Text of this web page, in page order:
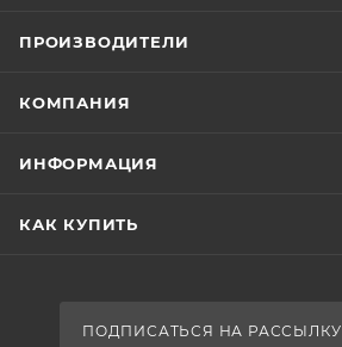
ПРОИЗВОДИТЕЛИ
КОМПАНИЯ
ИНФОРМАЦИЯ
КАК КУПИТЬ
ПОДПИСАТЬСЯ НА РАССЫЛКУ